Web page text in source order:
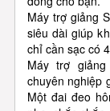
Máy trợ giảng
siêu dài giúp
chỉ cần sạc có
Máy trợ
chuyên nghiệp
Một đai đeo